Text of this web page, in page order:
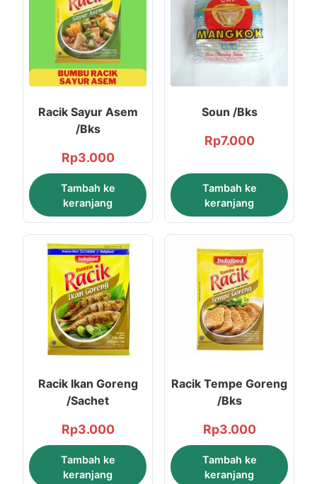
Racik Sayur Asem
/Bks
Rp3.000
Tambah ke
keranjang
Soun /Bks
Rp7.000
Tambah ke
keranjang
Racik Ikan Goreng
/Sachet
Rp3.000
Tambah ke
keranjang
Racik Tempe Goreng
/Bks
Rp3.000
Tambah ke
keranjang